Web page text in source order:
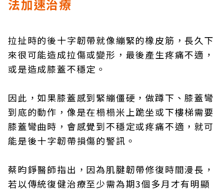
法加速治療
拉扯時的後十字韌帶就像繃緊的橡皮筋，長久下
來很可能造成拉傷或變形，最後產生疼痛不適，
或是造成膝蓋不穩定。
因此，如果膝蓋感到緊繃僵硬，做蹲下、膝蓋彎
到底的動作，像是在榻榻米上跪坐或下樓梯需要
膝蓋彎曲時，會感覺到不穩定或疼痛不適，就可
能是後十字韌帶損傷的警訊。
蔡昀錚醫師指出，因為肌腱韌帶修復時間漫長，
若以傳統復健治療至少需為期3個多月才有明顯